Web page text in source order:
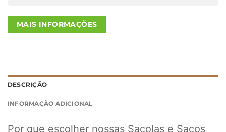
MAIS INFORMAÇÕES
DESCRIÇÃO
INFORMAÇÃO ADICIONAL
Por que escolher nossas Sacolas e Sacos